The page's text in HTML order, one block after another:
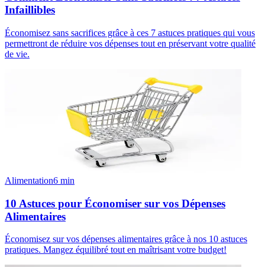
Infaillibles
Économisez sans sacrifices grâce à ces 7 astuces pratiques qui vous
permettront de réduire vos dépenses tout en préservant votre qualité
de vie.
Alimentation6 min
10 Astuces pour Économiser sur vos Dépenses
Alimentaires
Économisez sur vos dépenses alimentaires grâce à nos 10 astuces
pratiques. Mangez équilibré tout en maîtrisant votre budget!